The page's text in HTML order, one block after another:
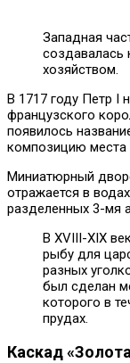
Западная
создавалась
хозяйством.
В 1717 году Петр I
французского
появилось
композицию
Миниатюрный
отражается в
разделенных 3-мя
В XVIII-XIX
рыбу для
разных
был сделан
которого в
прудах.
Каскад